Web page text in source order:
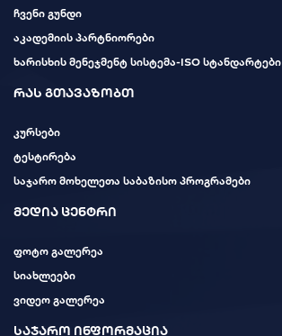
ჩვენი გუნდი
აკადემიის პარტნიორები
ხარისხის მენეჯმენტ სისტემა-ISO სტანდარტები
რას გთავაზობთ
კურსები
ტესტირება
საჯარო მოხელეთა საბაზისო პროგრამები
მედია ცენტრი
ფოტო გალერეა
სიახლეები
ვიდეო გალერეა
საჯარო ინფორმაცია